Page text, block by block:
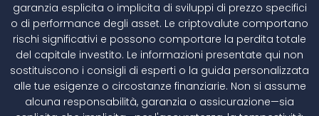
garanzia esplicita o implicita di sviluppi di prezzo specifici
o di performance degli asset. Le criptovalute comportano
rischi significativi e possono comportare la perdita totale
del capitale investito. Le informazioni presentate qui non
sostituiscono i consigli di esperti o la guida personalizzata
alle tue esigenze o circostanze finanziarie. Non si assume
alcuna responsabilità, garanzia o assicurazione—sia